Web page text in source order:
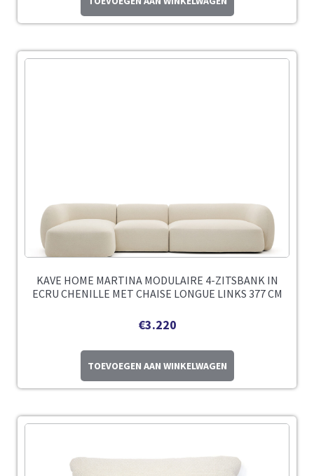
KAVE HOME MARTINA MODULAIRE 4-ZITSBANK IN
ECRU CHENILLE MET CHAISE LONGUE LINKS 377 CM
€3.220
TOEVOEGEN AAN WINKELWAGEN